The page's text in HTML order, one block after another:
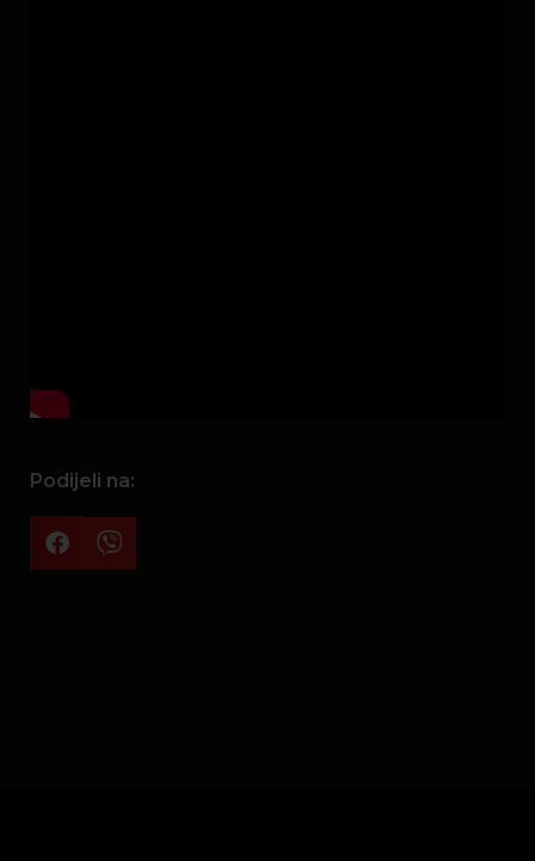
Podijeli na: